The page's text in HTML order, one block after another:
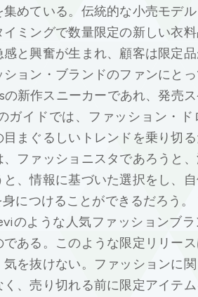
めている。伝統的な小売モデ
ミングで数量限定の新しい衣
と興奮が生まれ、顧客は限定
ョン・ブランドのファンにと
新作スニーカーであれ、発売
ガイドでは、ファッション・ド
まぐるしいトレンドを乗り切
ファッショニスタであろうと
、情報に基づいた選択をし、
につけることができるだろう
のような人気ファッションブ
ある。このような限定リリー
を抜けない。ファッションに
、売り切れる前に限定アイテ